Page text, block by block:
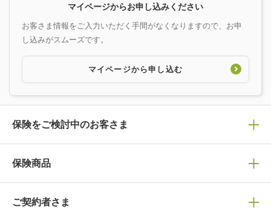
マイページからお申し込みください
お客さま情報をご入力いただく手間がなくなりますので、お申
し込みがスムーズです。
マイページから申し込む
保険をご検討中のお客さま
保険の選び方
保険選びで迷っている方はチェック！
保険商品
保険商品一覧
ご契約者さま